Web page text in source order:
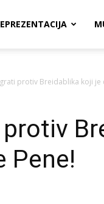
protiv Breidablika koji je
Pene!